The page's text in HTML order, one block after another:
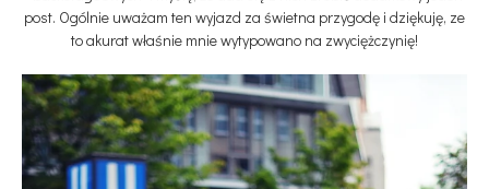
post. Ogólnie uważam ten wyjazd za świetna przygodę i dziękuję, ze
to akurat właśnie mnie wytypowano na zwyciężczynię!